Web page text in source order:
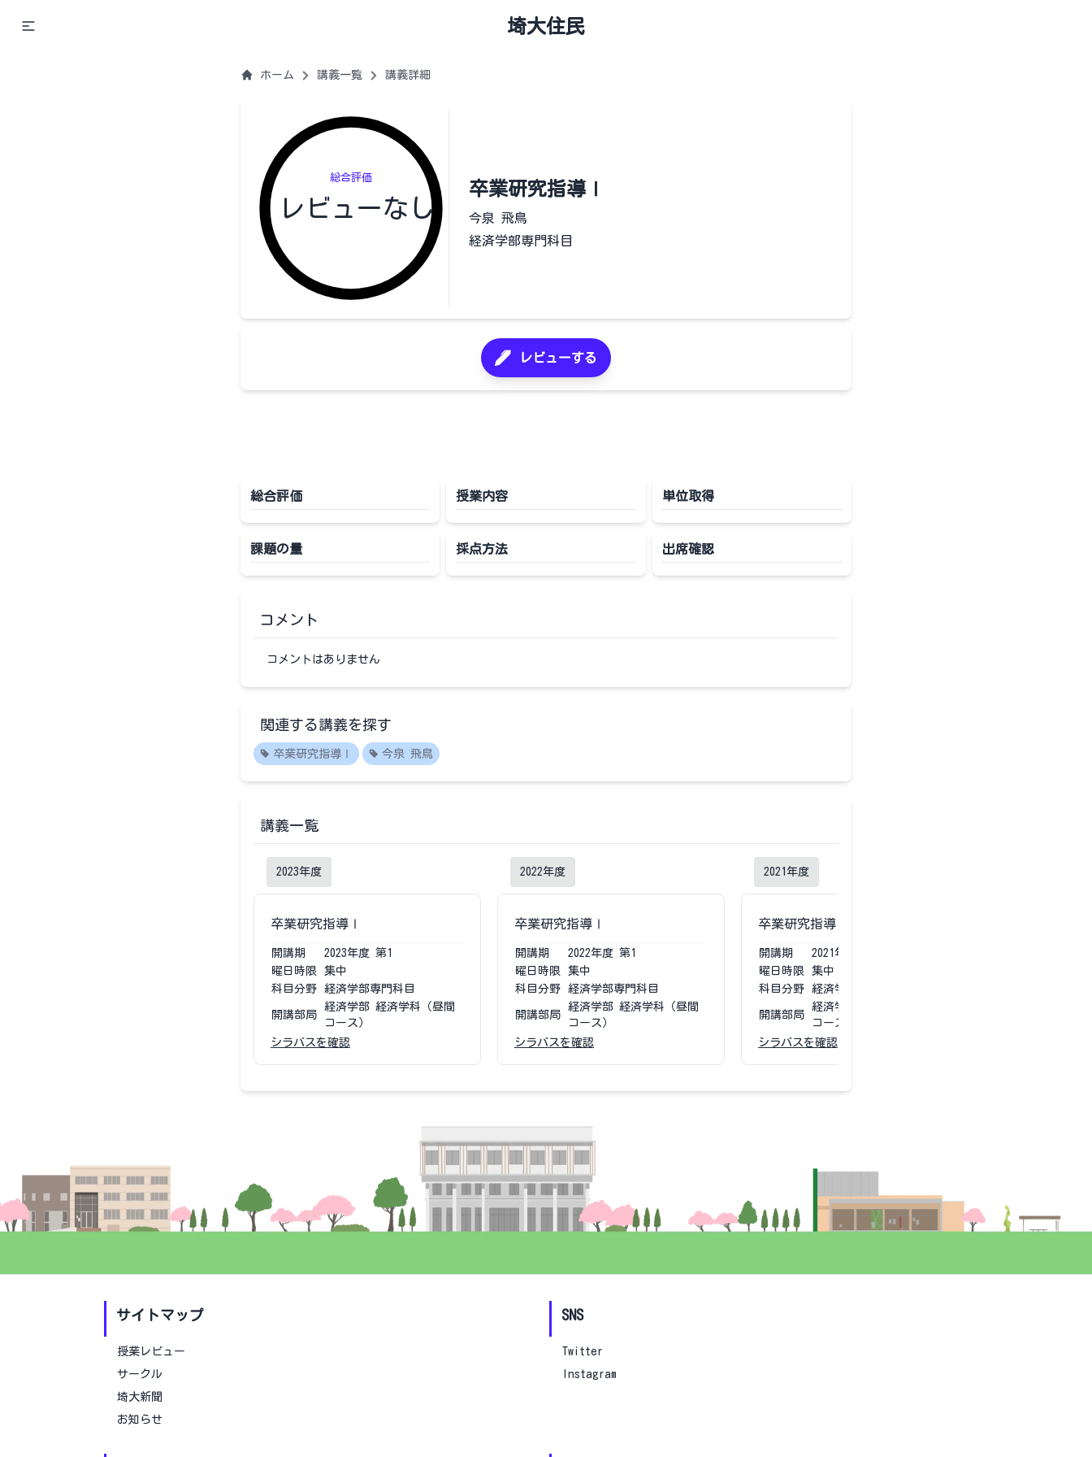
埼大住民
ホーム 講義一覧 講義詳細
総合評価
レビューなし
卒業研究指導Ⅰ
今泉 飛鳥
経済学部専門科目
レビューする
総合評価 授業内容 単位取得
課題の量 採点方法 出席確認
コメント
コメントはありません
関連する講義を探す
卒業研究指導Ⅰ 今泉 飛鳥
講義一覧
2023年度
卒業研究指導Ⅰ
開講期 2023年度 第1
曜日時限
集中
科目分野
経済学部専門科目
開講部局
経済学部 経済学科（昼間
コース）
シラバスを確認
2022年度
卒業研究指導Ⅰ
開講期 2022年度 第1
曜日時限
集中
科目分野
経済学部専門科目
開講部局
経済学部 経済学科（昼間
コース）
シラバスを確認
2021 年度
卒業研究指導Ⅰ
開講期 2021 年度
曜日時限
集中
科目分野
経済学部専門科目
開講部局
経済学部 経済学科（昼間
コース）
シラバスを確認
サイトマップ
授業レビュー
サークル
埼大新聞
お知らせ
SNS
Twitter
Instagram